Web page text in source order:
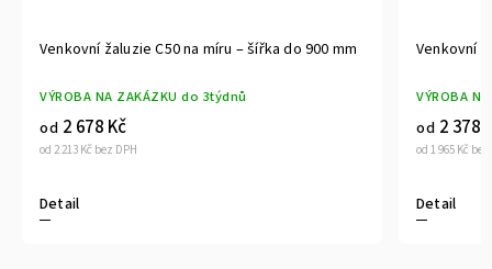
Venkovní žaluzie C50 na míru – šířka do 750 mm
VÝROBA NA ZAKÁZKU do 3týdnů
od 1 965 Kč bez DPH
od 2 378 Kč
Detail
Venkovní
VÝROBA
od 3 185 Kč
od 3 854
Detail